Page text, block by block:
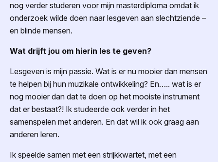
nog verder studeren voor mijn masterdiploma omdat ik
onderzoek wilde doen naar lesgeven aan slechtziende –
en blinde mensen.
Wat drijft jou om hierin les te geven?
Lesgeven is mijn passie. Wat is er nu mooier dan mensen
te helpen bij hun muzikale ontwikkeling? En….. wat is er
nog mooier dan dat te doen op het mooiste instrument
dat er bestaat?! Ik studeerde ook verder in het
samenspelen met anderen. En dat wil ik ook graag aan
anderen leren.
Ik speelde samen met een strijkkwartet, met een